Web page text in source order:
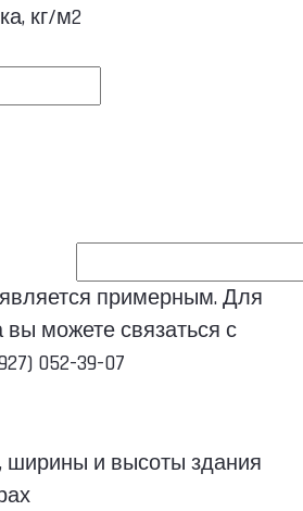
кг/м2
примерным. Для
вы можете связаться с
052-39-07
ширины и высоты здания